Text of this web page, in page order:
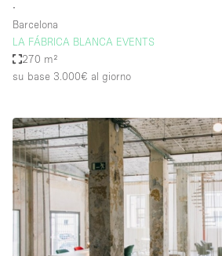
∙
Barcelona
LA FÁBRICA BLANCA EVENTS
270 m²
su base 3.000€ al giorno